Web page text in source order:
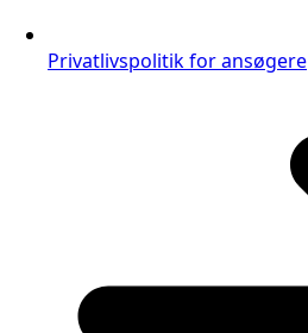
Privatlivspolitik for ansøgere